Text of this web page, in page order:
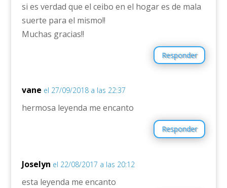
si es verdad que el ceibo en el hogar es de mala
suerte para el mismo!!
Muchas gracias!!
Responder
vane el 27/09/2018 a las 22:37
hermosa leyenda me encanto
Responder
Joselyn el 22/08/2017 a las 20:12
esta leyenda me encanto